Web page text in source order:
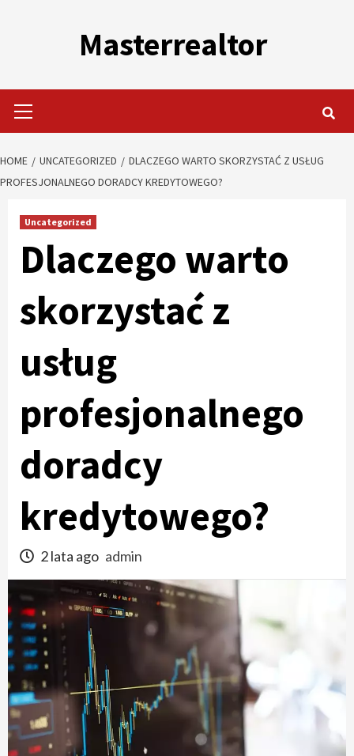
Masterrealtor
Menu
HOME UNCATEGORIZED
DLACZEGO WARTO SKORZYSTAĆ Z USŁUG
PROFESJONALNEGO DORADCY KREDYTOWEGO?
Uncategorized
Dlaczego warto
skorzystać z
usług
profesjonalnego
doradcy
kredytowego?
2 lata ago admin